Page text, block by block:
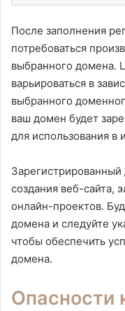
После заполнения
потребоваться
выбранного домена.
варьироваться в
выбранного
ваш домен будет
для использования в
создания веб-сайта,
онлайн-проектов.
домена и следуйте
чтобы обеспечить
домена.
Опасности